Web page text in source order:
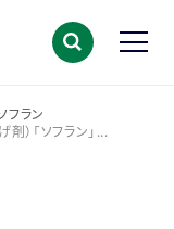
フラン
>
）「ソフラン」...